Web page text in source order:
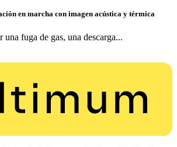
en marcha con imagen acústica y térmica
una fuga de gas, una descarga...